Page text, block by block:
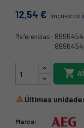
12,54 € Impuestos
Referencias:

Últimas
Marca: